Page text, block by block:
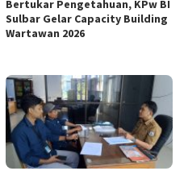
Bertukar Pengetahuan, KPw BI
Sulbar Gelar Capacity Building
Wartawan 2026